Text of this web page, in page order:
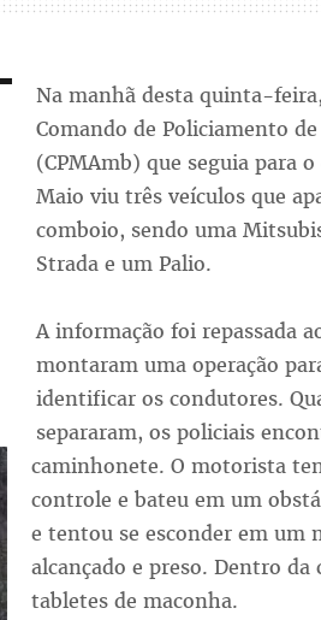
Na manhã desta quinta-
Comando de Policiamento
(CPMAmb) que seguia para
Maio viu três veículos que
comboio, sendo uma
Strada e um Palio.
A informação foi repassada
montaram uma operação
identificar os condutores.
separaram, os policiais
caminhonete. O motorista
controle e bateu em um
e tentou se esconder em um
alcançado e preso. Dentro da
tabletes de maconha.